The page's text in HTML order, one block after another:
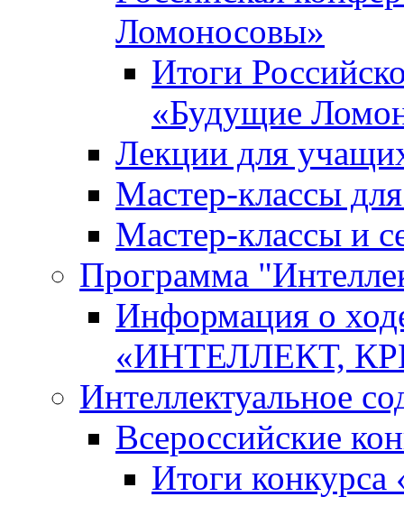
Ломоносовы»
Итоги
«Будущие
Лекции для
Мастер-классы
Мастер-классы и
Программа
Информация о
«ИНТЕЛЛЕКТ,
Интеллектуальное
Всероссийские
Итоги конкурса